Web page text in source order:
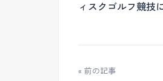
ィスクゴルフ競技
« 前の記事